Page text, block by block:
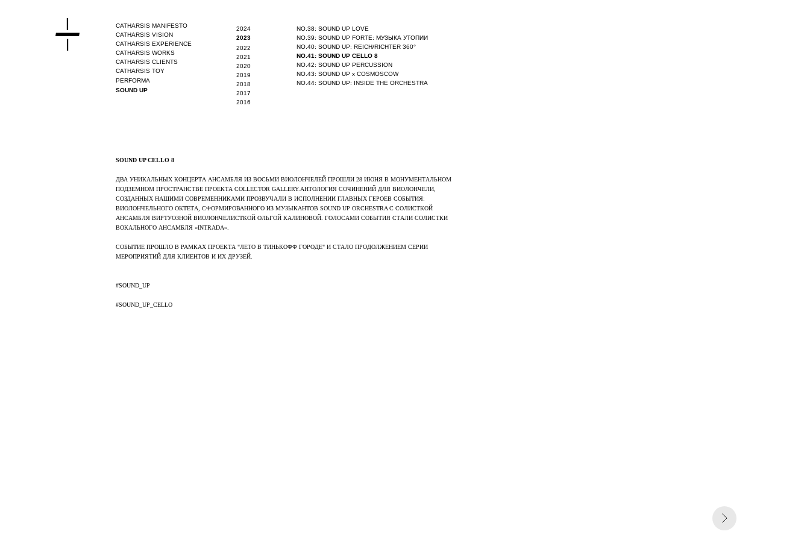
2022
2021
2020
2019
2018
2017
2016
2024
2023
PERFORMA
SOUND UP
CATHARSIS TOY
CATHARSIS CLIENTS
CATHARSIS WORKS
CATHARSIS VISION
CATHARSIS EXPERIENCE
CATHARSIS MANIFESTO
NO.38: SOUND UP LOVE
NO.39: SOUND UP FORTE: МУЗЫКА УТОПИИ
NO.40: SOUND UP: REICH/RICHTER 360°
NO.41: SOUND UP CELLO 8
NO.42: SOUND UP PERCUSSION
NO.43: SOUND UP x COSMOSCOW
NO.44: SOUND UP: INSIDE THE ORCHESTRA
SOUND UP CELLO 8
ДВА УНИКАЛЬНЫХ КОНЦЕРТА АНСАМБЛЯ ИЗ ВОСЬМИ ВИОЛОНЧЕЛЕЙ ПРОШЛИ 28 ИЮНЯ В МОНУМЕНТАЛЬНОМ
ПОДЗЕМНОМ ПРОСТРАНСТВЕ ПРОЕКТА COLLECTOR GALLERY.АНТОЛОГИЯ СОЧИНЕНИЙ ДЛЯ ВИОЛОНЧЕЛИ,
СОЗДАННЫХ НАШИМИ СОВРЕМЕННИКАМИ ПРОЗВУЧАЛИ В ИСПОЛНЕНИИ ГЛАВНЫХ ГЕРОЕВ СОБЫТИЯ:
ВИОЛОНЧЕЛЬНОГО ОКТЕТА, СФОРМИРОВАННОГО ИЗ МУЗЫКАНТОВ SOUND UP ORCHESTRA С СОЛИСТКОЙ
АНСАМБЛЯ ВИРТУОЗНОЙ ВИОЛОНЧЕЛИСТКОЙ ОЛЬГОЙ КАЛИНОВОЙ. ГОЛОСАМИ СОБЫТИЯ СТАЛИ СОЛИСТКИ
ВОКАЛЬНОГО АНСАМБЛЯ «INTRADA».
СОБЫТИЕ ПРОШЛО В РАМКАХ ПРОЕКТА "ЛЕТО В ТИНЬКОФФ ГОРОДЕ" И СТАЛО ПРОДОЛЖЕНИЕМ СЕРИИ
МЕРОПРИЯТИЙ ДЛЯ КЛИЕНТОВ И ИХ ДРУЗЕЙ.
#SOUND_UP
#SOUND_UP_CELLO